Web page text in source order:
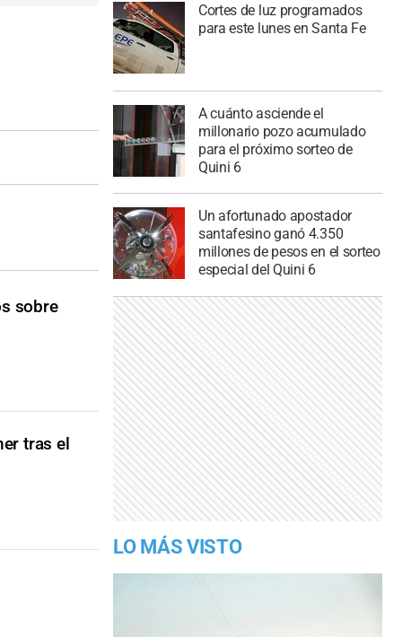
sobre
tras el
Cortes de luz programados
para este lunes en Santa Fe
A cuánto asciende el
millonario pozo acumulado
para el próximo sorteo de
Quini 6
Un afortunado apostador
santafesino ganó 4.350
millones de pesos en el sorteo
especial del Quini 6
LO MÁS VISTO